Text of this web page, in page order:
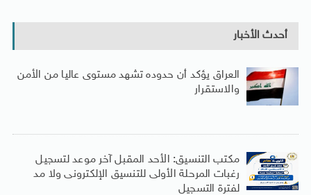
أحدث الأخبار
العراق يؤكد أن حدوده تشهد مستوى عاليا من الأمن
والاستقرار
مكتب التنسيق: الأحد المقبل آخر موعد لتسجيل
رغبات المرحلة الأولى للتنسيق الإلكترونى ولا مد
لفترة التسجيل